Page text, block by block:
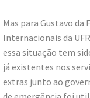
Mas para Gustavo
Internacionais da
essa situação tem
já existentes nos
extras junto ao